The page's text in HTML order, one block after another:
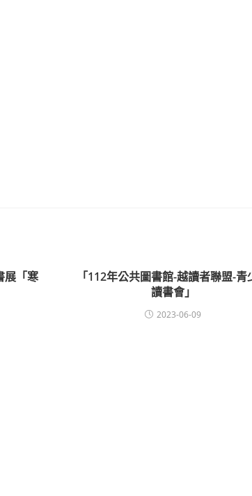
展「寒
「112年公共圖書館-越讀者聯盟-青
讀書會」
2023-06-09